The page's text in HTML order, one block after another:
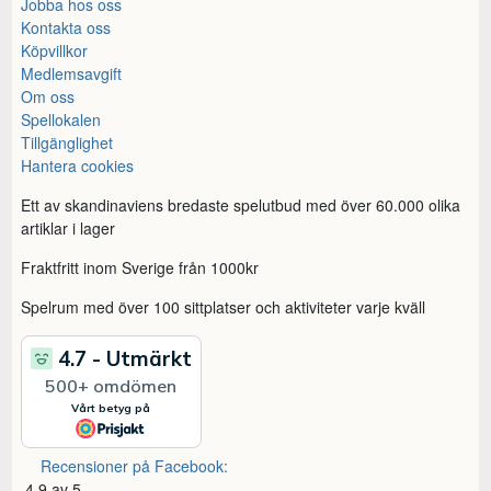
Kontakta oss
Köpvillkor
Medlemsavgift
Om oss
Spellokalen
Tillgänglighet
Hantera cookies
Ett av skandinaviens bredaste spelutbud med över 60.000 olika
artiklar i lager
Fraktfritt inom Sverige från 1000kr
Spelrum med över 100 sittplatser och aktiviteter varje kväll
Recensioner på Facebook: